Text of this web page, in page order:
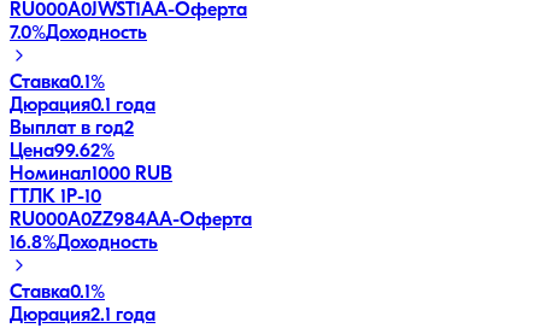
RU000A0JWST1AA-Оферта
7.0%Доходность
Ставка0.1%
Дюрация0.1 года
Выплат в год2
Цена99.62%
Номинал1000 RUB
ГТЛК 1P-10
RU000A0ZZ984AA-Оферта
16.8%Доходность
Ставка0.1%
Дюрация2.1 года